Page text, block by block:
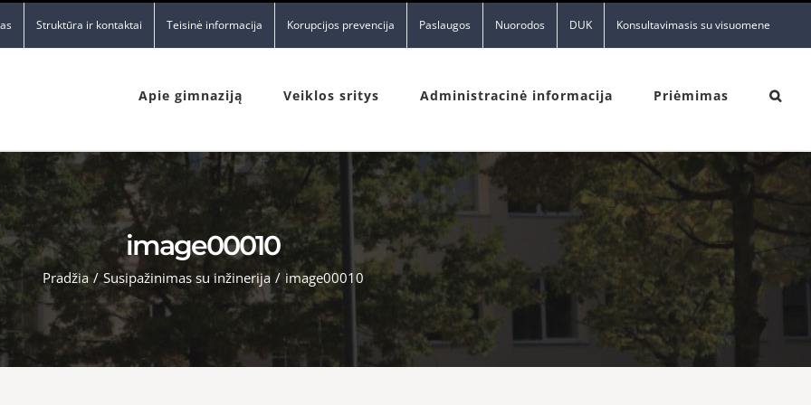
Struktūra ir kontaktai Teisinė informacija Korupcijos prevencija Paslaugos Nuorodos DUK Konsultavimasis su visuomene
Apie gimnaziją Veiklos sritys Administracinė informacija Priėmimas
image00010
Pradžia / Susipažinimas su inžinerija / image00010